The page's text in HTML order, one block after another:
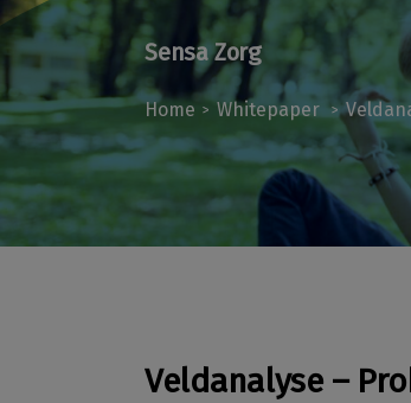
Sensa Zorg
Home > Whitepaper >
Veldanalyse –